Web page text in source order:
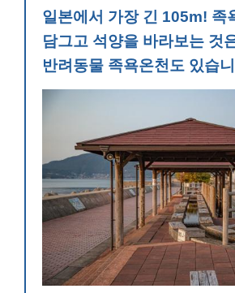
일본에서 가장 긴 105m! 족
담그고 석양을 바라보는 것
반려동물 족욕온천도 있습